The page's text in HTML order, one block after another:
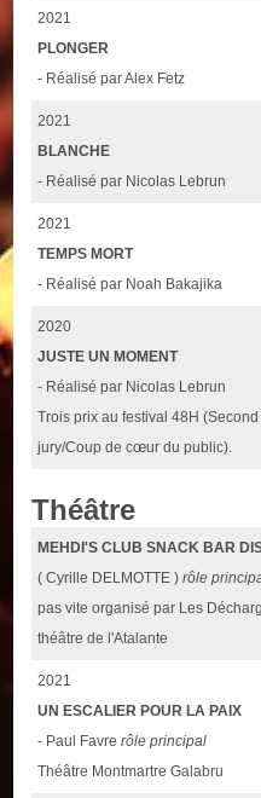
2021
PLONGER
- Réalisé par Alex Fetz
2021
BLANCHE
- Réalisé par Nicolas Lebrun
2021
TEMPS MORT
- Réalisé par Noah Bakajika
2020
JUSTE UN MOMENT
- Réalisé par Nicolas Lebrun
Trois prix au festival 48H
jury/Coup de cœur du public).
Théâtre
MEHDI'S CLUB SNACK BAR
( Cyrille DELMOTTE )rôle
pas vite organisé par Les
théâtre de l'Atalante
2021
UN ESCALIER POUR LA PAIX
- Paul Favrerôle principal
Théâtre Montmartre Galabru